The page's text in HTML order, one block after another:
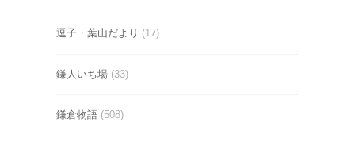
逗子・葉山だより (17)
鎌人いち場 (33)
鎌倉物語 (508)